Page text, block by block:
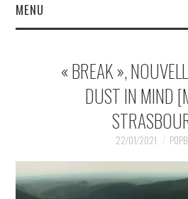
MENU
MUSIQUESACTUELLES.NET
GABBA GABBA HEY !
INDÉPENDANTS
« BREAK »,
DUST IN MIND
22/01/2021